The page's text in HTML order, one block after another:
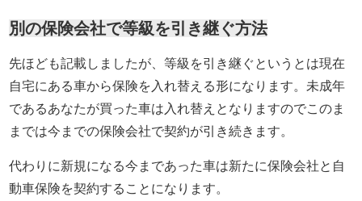
別の保険会社で等級を引き継ぐ方法
先ほども記載しましたが、等級を引き継ぐというとは現在
自宅にある車から保険を入れ替える形になります。未成年
であるあなたが買った車は入れ替えとなりますのでこのま
までは今までの保険会社で契約が引き続きます。
代わりに新規になる今まであった車は新たに保険会社と自
動車保険を契約することになります。